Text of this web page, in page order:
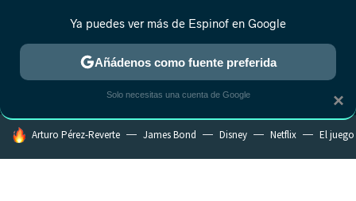
MENÚ NUEVO
ESTRENOS REALITY ANIME RANKINGS CINE
HOY SE HABLA DE
Arturo Pérez-Reverte James Bond Disney Netflix El
×
Ya puedes ver más de Espinof en Google
Añádenos como fuente preferida
Solo necesitas una cuenta de Google